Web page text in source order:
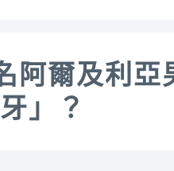
阿爾及利亞
」？